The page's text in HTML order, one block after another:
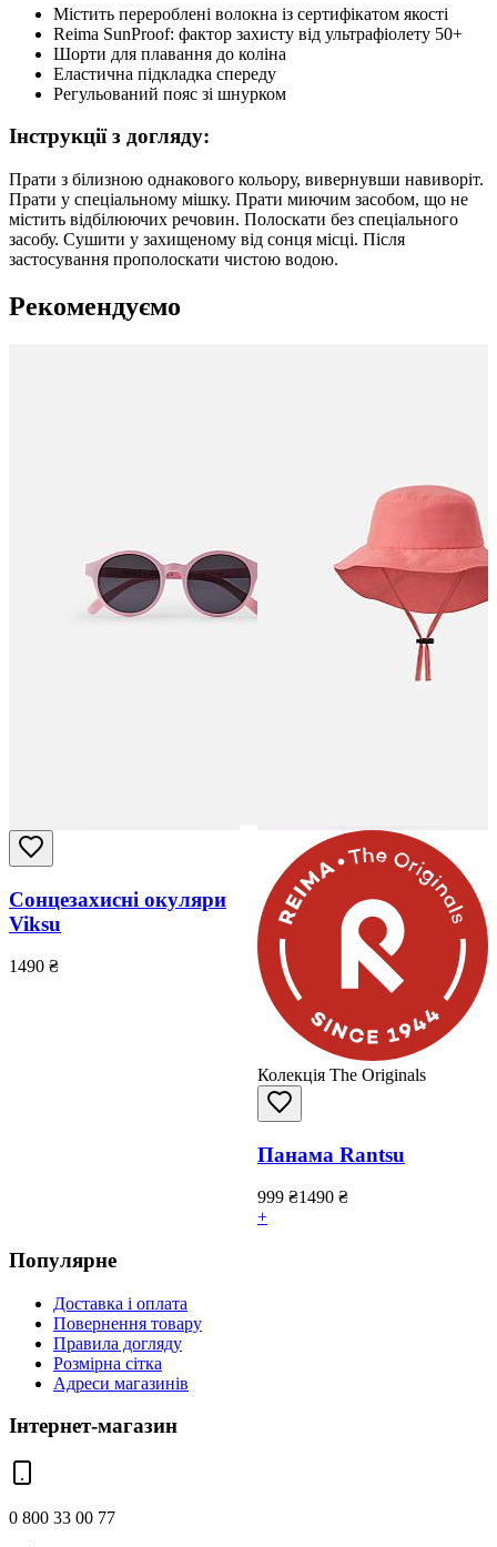
Містить перероблені волокна із сертифікатом якості
Reima SunProof: фактор захисту від ультрафіолету 50+
Шорти для плавання до коліна
Еластична підкладка спереду
Регульований пояс зі шнурком
Інструкції з догляду:
Прати з білизною однакового кольору, вивернувши навиворіт.
Прати у спеціальному мішку. Прати миючим засобом, що не
містить відбілюючих речовин. Полоскати без спеціального
засобу. Сушити у захищеному від сонця місці. Після
застосування прополоскати чистою водою.
Рекомендуємо
Сонцезахисні окуляри
Viksu
1490 ₴
Колекція The Originals
Панама Rantsu
999 ₴1490 ₴
+
Популярне
Доставка і оплата
Повернення товару
Правила догляду
Розмірна сітка
Адреси магазинів
Інтернет-магазин
0 800 33 00 77